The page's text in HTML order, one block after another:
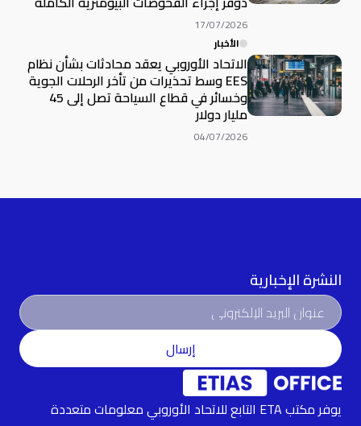
17/07/2026
الأخبار
الاتحاد الأوروبي يعقد محادثات بشأن نظام
EES وسط تحذيرات من تأخر الرحلات الجوية
وخسائر في قطاع السياحة تصل إلى 45
مليار دولار
04/07/2026
النشرة الإخبارية
إرسال
يوفر مكتب ETA التابع للاتحاد الأوروبي معلومات متعددة